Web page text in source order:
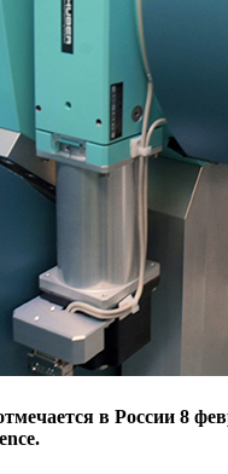
в России 8